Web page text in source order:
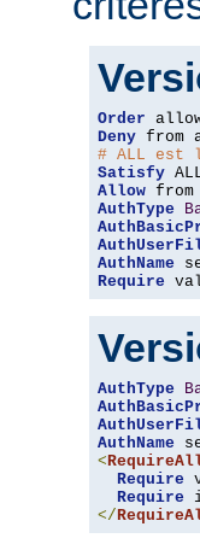
Order
Deny
# ALL est
Satisfy
Allow from
AuthType
AuthName
Require
AuthType
AuthName
<
Require
Require
</